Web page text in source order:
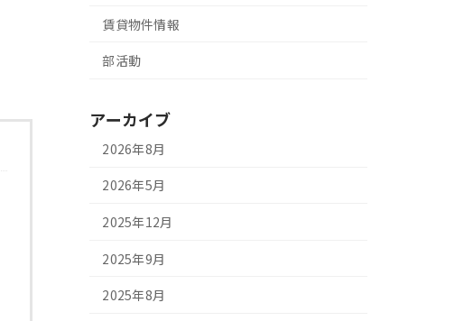
賃貸物件情報
部活動
アーカイブ
2026年8月
2026年5月
2025年12月
2025年9月
2025年8月